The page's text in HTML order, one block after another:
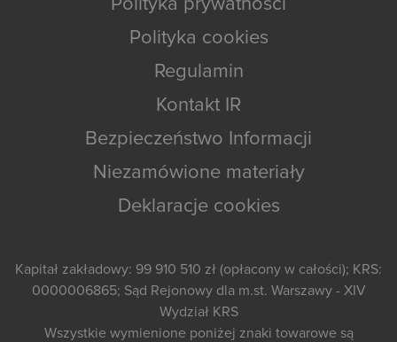
Polityka prywatności
Polityka cookies
Regulamin
Kontakt IR
Bezpieczeństwo Informacji
Niezamówione materiały
Deklaracje cookies
Kapitał zakładowy: 99 910 510 zł (opłacony w całości); KRS:
0000006865; Sąd Rejonowy dla m.st. Warszawy - XIV
Wydział KRS
Wszystkie wymienione poniżej znaki towarowe są